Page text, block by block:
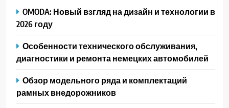
OMODA: Новый взгляд на дизайн и технологии в
2026 году
Особенности технического обслуживания,
диагностики и ремонта немецких автомобилей
Обзор модельного ряда и комплектаций
рамных внедорожников